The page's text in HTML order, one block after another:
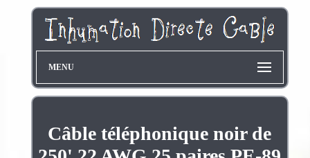
MENU
Câble téléphonique noir de